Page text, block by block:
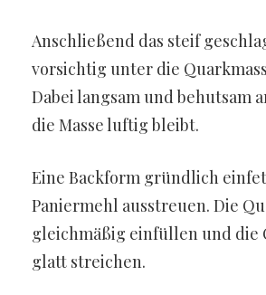
Anschließend das steif
vorsichtig unter die
Dabei langsam und behutsam
die Masse luftig bleibt.
Eine Backform gründlich
Paniermehl ausstreuen. Die
gleichmäßig einfüllen und die
glatt streichen.